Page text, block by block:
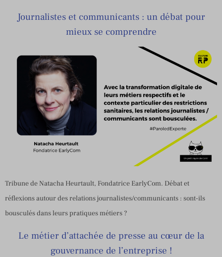
Journalistes et communicants : un débat pour
mieux se comprendre
Tribune de Natacha Heurtault, Fondatrice EarlyCom. Débat et
réflexions autour des relations journalistes/communicants : sont-ils
bousculés dans leurs pratiques métiers ?
Le métier d’attachée de presse au cœur de la
gouvernance de l’entreprise !